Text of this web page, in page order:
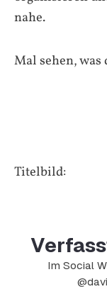
nahe.
Mal sehen, was
Titelbild:
Im Social